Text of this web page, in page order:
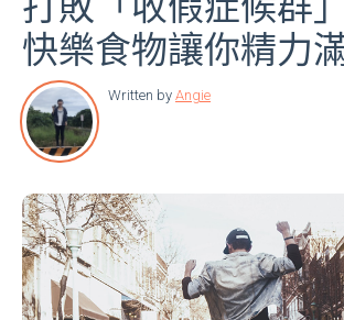
快樂食物讓你精力
Written by Angie